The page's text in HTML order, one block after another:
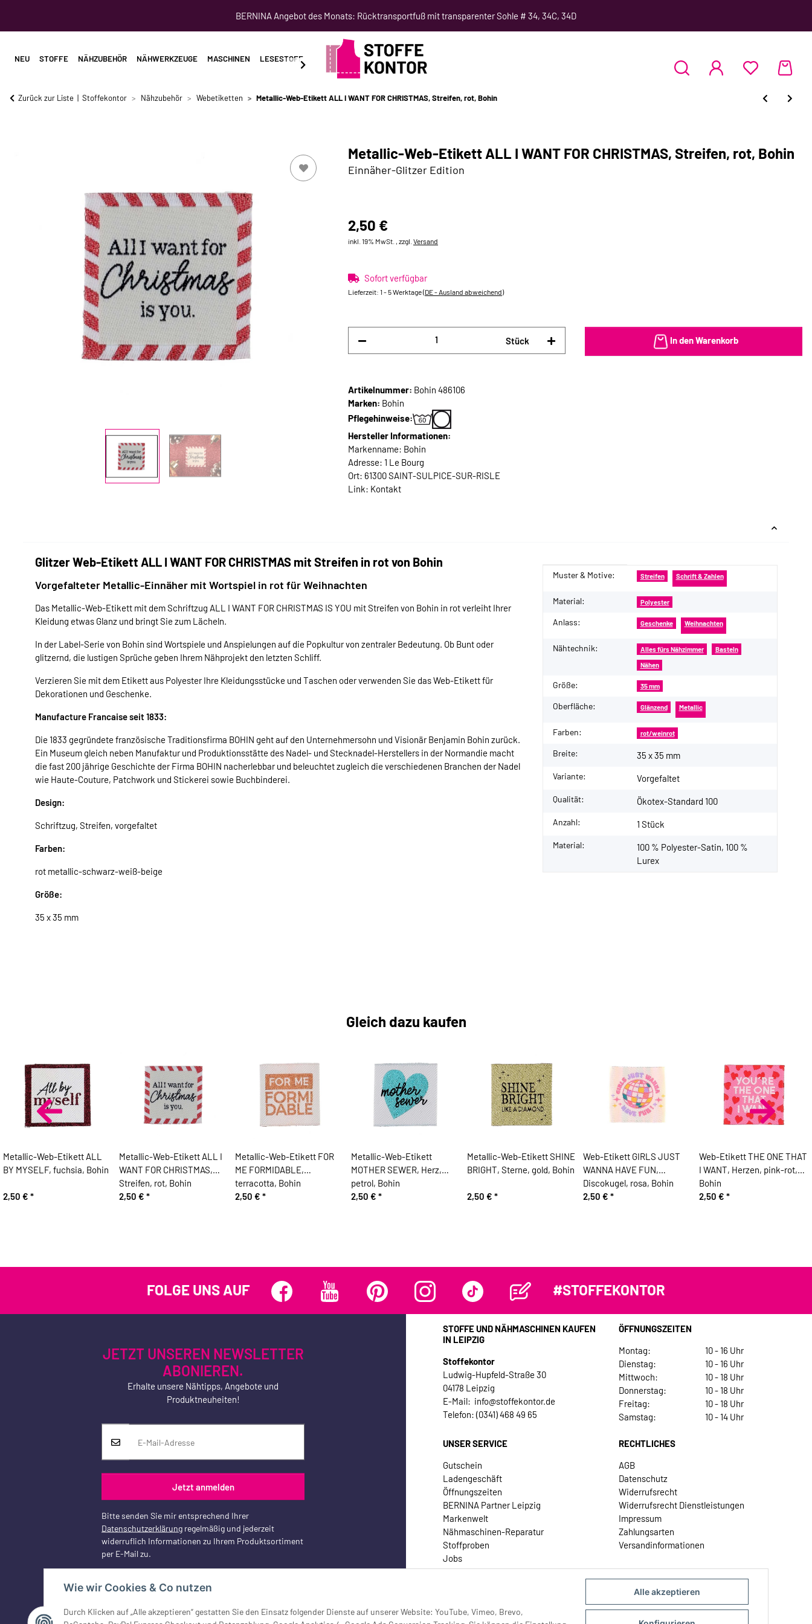
Alle akzeptieren
Wie wir Cookies & Co nutzen
Durch Klicken auf „Alle akzeptieren“ gestatten Sie den Einsatz folgender Dienste auf unserer Website: YouTube, Vimeo, Brevo,
BERNINA Angebot des Monats: Rücktransportfuß mit transparenter Sohle # 34, 34C, 34D
NEU STOFFE NÄHZUBEHÖR NÄHWERKZEUGE MASCHINEN LESESTOFF SCHNITTMUSTER NÄHKURSE
Zurück zur Liste Stoffekontor Nähzubehör Webetiketten Metallic-Web-Etikett ALL I WANT FOR CHRISTMAS, Streifen, rot, Bohin
Metallic-Web-Etikett ALL I WANT FOR CHRISTMAS, Streifen, rot, Bohin
Einnäher-Glitzer Edition
2,50 €
inkl. 19% MwSt. , zzgl. Versand
Sofort verfügbar
Lieferzeit: 1 - 5 Werktage(DE - Ausland abweichend)
Stück In den Warenkorb
Artikelnummer: Bohin 486106
Marken: Bohin
Pflegehinweise:
Hersteller Informationen:
Markenname: Bohin
Adresse: 1 Le Bourg
Ort: 61300 SAINT-SULPICE-SUR-RISLE
Link: Kontakt
Glitzer Web-Etikett ALL I WANT FOR CHRISTMAS mit Streifen in rot von Bohin
Vorgefalteter Metallic-Einnäher mit Wortspiel in rot für Weihnachten
Das Metallic-Web-Etikett mit dem Schriftzug ALL I WANT FOR CHRISTMAS IS YOU mit Streifen von Bohin in rot verleiht Ihrer
Kleidung etwas Glanz und bringt Sie zum Lächeln.
In der Label-Serie von Bohin sind Wortspiele und Anspielungen auf die Popkultur von zentraler Bedeutung. Ob Bunt oder
glitzernd, die lustigen Sprüche geben Ihrem Nähprojekt den letzten Schliff.
Verzieren Sie mit dem Etikett aus Polyester Ihre Kleidungsstücke und Taschen oder verwenden Sie das Web-Etikett für
Dekorationen und Geschenke.
Manufacture Francaise seit 1833:
Die 1833 gegründete französische Traditionsfirma BOHIN geht auf den Unternehmersohn und Visionär Benjamin Bohin zurück.
Ein Museum gleich neben Manufaktur und Produktionsstätte des Nadel- und Stecknadel-Herstellers in der Normandie macht
die fast 200 jährige Geschichte der Firma BOHIN nacherlebbar und beleuchtet zugleich die verschiedenen Branchen der Nadel
wie Haute-Couture, Patchwork und Stickerei sowie Buchbinderei.
Design:
Schriftzug, Streifen, vorgefaltet
Farben:
rot metallic-schwarz-weiß-beige
Größe:
35 x 35 mm
Produkteigenschaft
Wert
Muster & Motive: Streifen Schrift & Zahlen
Material: Polyester
Anlass: Geschenke Weihnachten
Nähtechnik: Alles fürs Nähzimmer Basteln
Nähen
Größe: 35 mm
Oberfläche: Glänzend Metallic
Farben: rot/weinrot
Breite: 35 x 35 mm
Variante: Vorgefaltet
Qualität: Ökotex-Standard 100
Anzahl: 1 Stück
Material:
100 % Polyester-Satin, 100 %
Lurex
Gleich dazu kaufen
Metallic-Web-Etikett ALL
BY MYSELF, fuchsia, Bohin
2,50 € *
Metallic-Web-Etikett ALL I
WANT FOR CHRISTMAS,
Streifen, rot, Bohin
2,50 € *
Metallic-Web-Etikett FOR
ME FORMIDABLE,
terracotta, Bohin
2,50 € *
Metallic-Web-Etikett
MOTHER SEWER, Herz,
petrol, Bohin
2,50 € *
Metallic-Web-Etikett SHINE
BRIGHT, Sterne, gold, Bohin
2,50 € *
Web-Etikett GIRLS JUST
WANNA HAVE FUN,
Discokugel, rosa, Bohin
2,50 € *
Web-Etikett THE ONE THAT
I WANT, Herzen, pink-rot,
Bohin
2,50 € *
FOLGE UNS AUF #STOFFEKONTOR
JETZT UNSEREN NEWSLETTER
ABONIEREN.
Erhalte unsere Nähtipps, Angebote und
Produktneuheiten!
Jetzt anmelden
Bitte senden Sie mir entsprechend Ihrer
Datenschutzerklärung regelmäßig und jederzeit
widerruflich Informationen zu Ihrem Produktsortiment
per E-Mail zu.
Vertrag widerrufen
STOFFE UND NÄHMASCHINEN KAUFEN
IN LEIPZIG
Stoffekontor
Ludwig-Hupfeld-Straße 30
04178 Leipzig
E-Mail: info@stoffekontor.de
Telefon: (0341) 468 49 65
ÖFFNUNGSZEITEN
Montag:
10 - 16 Uhr
Dienstag:
10 - 16 Uhr
Mittwoch:
10 - 18 Uhr
Donnerstag:
10 - 18 Uhr
Freitag:
10 - 18 Uhr
Samstag:
10 - 14 Uhr
UNSER SERVICE
Gutschein
Ladengeschäft
Öffnungszeiten
BERNINA Partner Leipzig
Markenwelt
Nähmaschinen-Reparatur
Stoffproben
Jobs
Kontakt
RECHTLICHES
AGB
Datenschutz
Widerrufsrecht
Widerrufsrecht Dienstleistungen
Impressum
Zahlungsarten
Versandinformationen